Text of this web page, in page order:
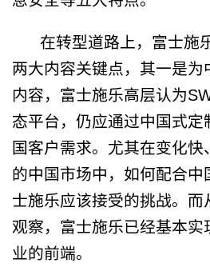
在转型道路上，富士施
两大内容关键点，其一是为
内容，富士施乐高层认为
态平台，仍应通过中国式定
国客户需求。尤其在变化快
的中国市场中，如何配合中
士施乐应该接受的挑战。而
观察，富士施乐已经基本实
业的前端。